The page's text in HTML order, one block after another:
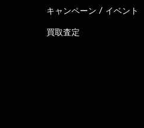
キャンペーン / イベント
買取査定